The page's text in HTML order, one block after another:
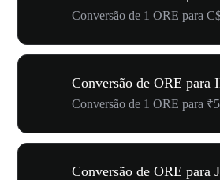
Conversão de 1 ORE para
Conversão de ORE para
Conversão de 1 ORE para
Conversão de ORE para